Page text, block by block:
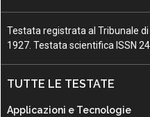
Testata registrata al Tribunale
1927. Testata scientifica ISSN
TUTTE LE TESTATE
Applicazioni e Tecnologie